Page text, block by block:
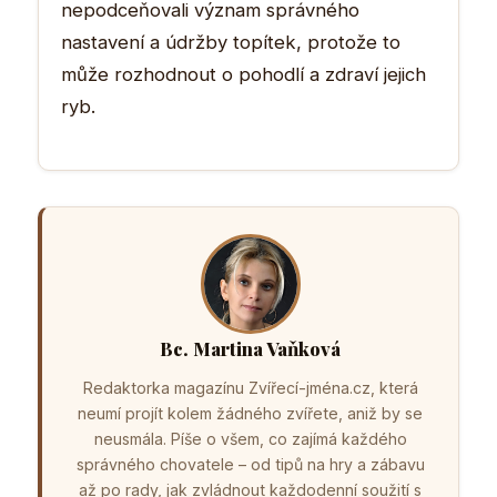
nepodceňovali význam správného
nastavení a údržby topítek, protože to
může rozhodnout o pohodlí a zdraví jejich
ryb.
Bc. Martina Vaňková
Redaktorka magazínu Zvířecí-jména.cz, která
neumí projít kolem žádného zvířete, aniž by se
neusmála. Píše o všem, co zajímá každého
správného chovatele – od tipů na hry a zábavu
až po rady, jak zvládnout každodenní soužití s